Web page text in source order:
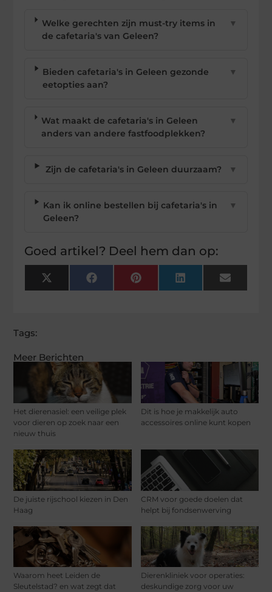
Meer Berichten
Het dierenasiel: een veilige plek
voor dieren op zoek naar een
nieuw thuis
Dit is hoe je makkelijk auto
accessoires online kunt kopen
De juiste rijschool kiezen in Den
Haag
CRM voor goede doelen dat
helpt bij fondsenwerving
Waarom heet Leiden de
Sleutelstad? en wat zegt dat
Dierenkliniek voor operaties:
deskundige zorg voor uw
Welke gerechten zijn must-try items in
de cafetaria's van Geleen?
▼
Bieden cafetaria's in Geleen gezonde
eetopties aan?
▼
Wat maakt de cafetaria's in Geleen
anders van andere fastfoodplekken?
▼
Zijn de cafetaria's in Geleen duurzaam? ▼
Kan ik online bestellen bij cafetaria's in
Geleen?
▼
Goed artikel? Deel hem dan op:
X
(Twitter)
FacebookPinterest LinkedIn Email
Tags: